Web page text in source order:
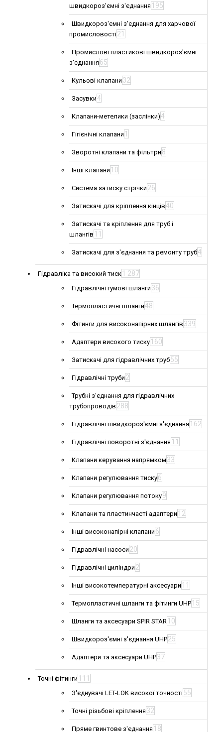
швидкороз'ємні з'єднання 195
Швидкороз'ємні з'єднання для харчової
промисловості21
Промислові пластикові швидкороз'ємні
з'єднання 65
Кульові клапани 32
Засувки4
Клапани-метелики (заслінки)4
Гігієнічні клапани 1
Зворотні клапани та фільтри 8
Інші клапани 10
Система затиску стрічки 26
Затискачі для кріплення кінців40
Затискачі та кріплення для труб і
шлангів 11
Затискачі для з'єднання та ремонту труб4
Гідравліка та високий тиск 1 287
Гідравлічні гумові шланги 36
Термопластичні шланги48
Фітинги для високонапірних шлангів 339
Адаптери високого тиску 160
Затискачі для гідравлічних труб55
Гідравлічні труби 2
Трубні з'єднання для гідравлічних
трубопроводів 288
Гідравлічні швидкороз'ємні з'єднання 162
Гідравлічні поворотні з'єднання 11
Клапани керування напрямком 33
Клапани регулювання тиску6
Клапани регулювання потоку9
Клапани та пластинчасті адаптери 12
Інші високонапірні клапани 6
Гідравлічні насоси 20
Гідравлічні циліндри 2
Інші високотемпературні аксесуари 11
Термопластичні шланги та фітинги UHP 15
Шланги та аксесуари SPIR STAR 10
Швидкороз'ємні з'єднання UHP25
Адаптери та аксесуари UHP37
Точні фітинги 111
З'єднувачі LET-LOK високої точності55
Точні різьбові кріплення 32
Пряме гвинтове з'єднання 18